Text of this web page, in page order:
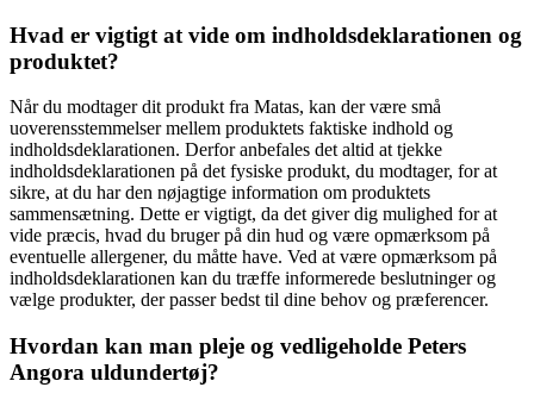
Hvad er vigtigt at vide om indholdsdeklarationen og
produktet?
Når du modtager dit produkt fra Matas, kan der være små
uoverensstemmelser mellem produktets faktiske indhold og
indholdsdeklarationen. Derfor anbefales det altid at tjekke
indholdsdeklarationen på det fysiske produkt, du modtager, for at
sikre, at du har den nøjagtige information om produktets
sammensætning. Dette er vigtigt, da det giver dig mulighed for at
vide præcis, hvad du bruger på din hud og være opmærksom på
eventuelle allergener, du måtte have. Ved at være opmærksom på
indholdsdeklarationen kan du træffe informerede beslutninger og
vælge produkter, der passer bedst til dine behov og præferencer.
Hvordan kan man pleje og vedligeholde Peters
Angora uldundertøj?